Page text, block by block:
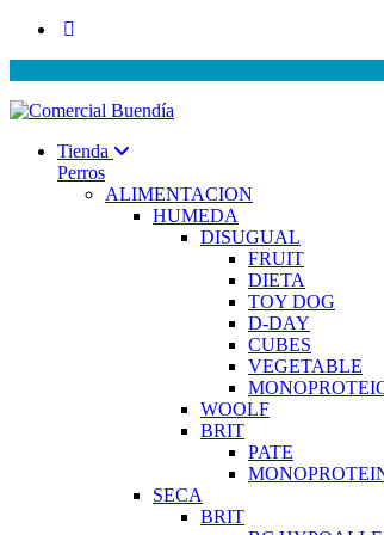
Tienda
Perros
ALIMENTACION
HUMEDA
DISUGUAL
FRUIT
DIETA
TOY DOG
D-DAY
CUBES
VEGETABLE
WOOLF
BRIT
PATE
SECA
BRIT